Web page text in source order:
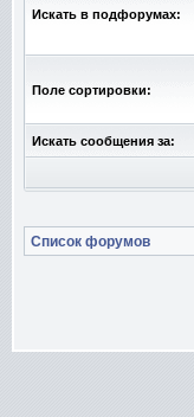
Искать в подфорумах:
Поле сортировки:
Искать сообщения за:
Список форумов